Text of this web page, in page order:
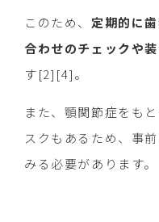
このため、 定期的に
合わせのチェックや
す[2][4]。
また、顎関節症をも
スクもあるため、事
みる必要があります。